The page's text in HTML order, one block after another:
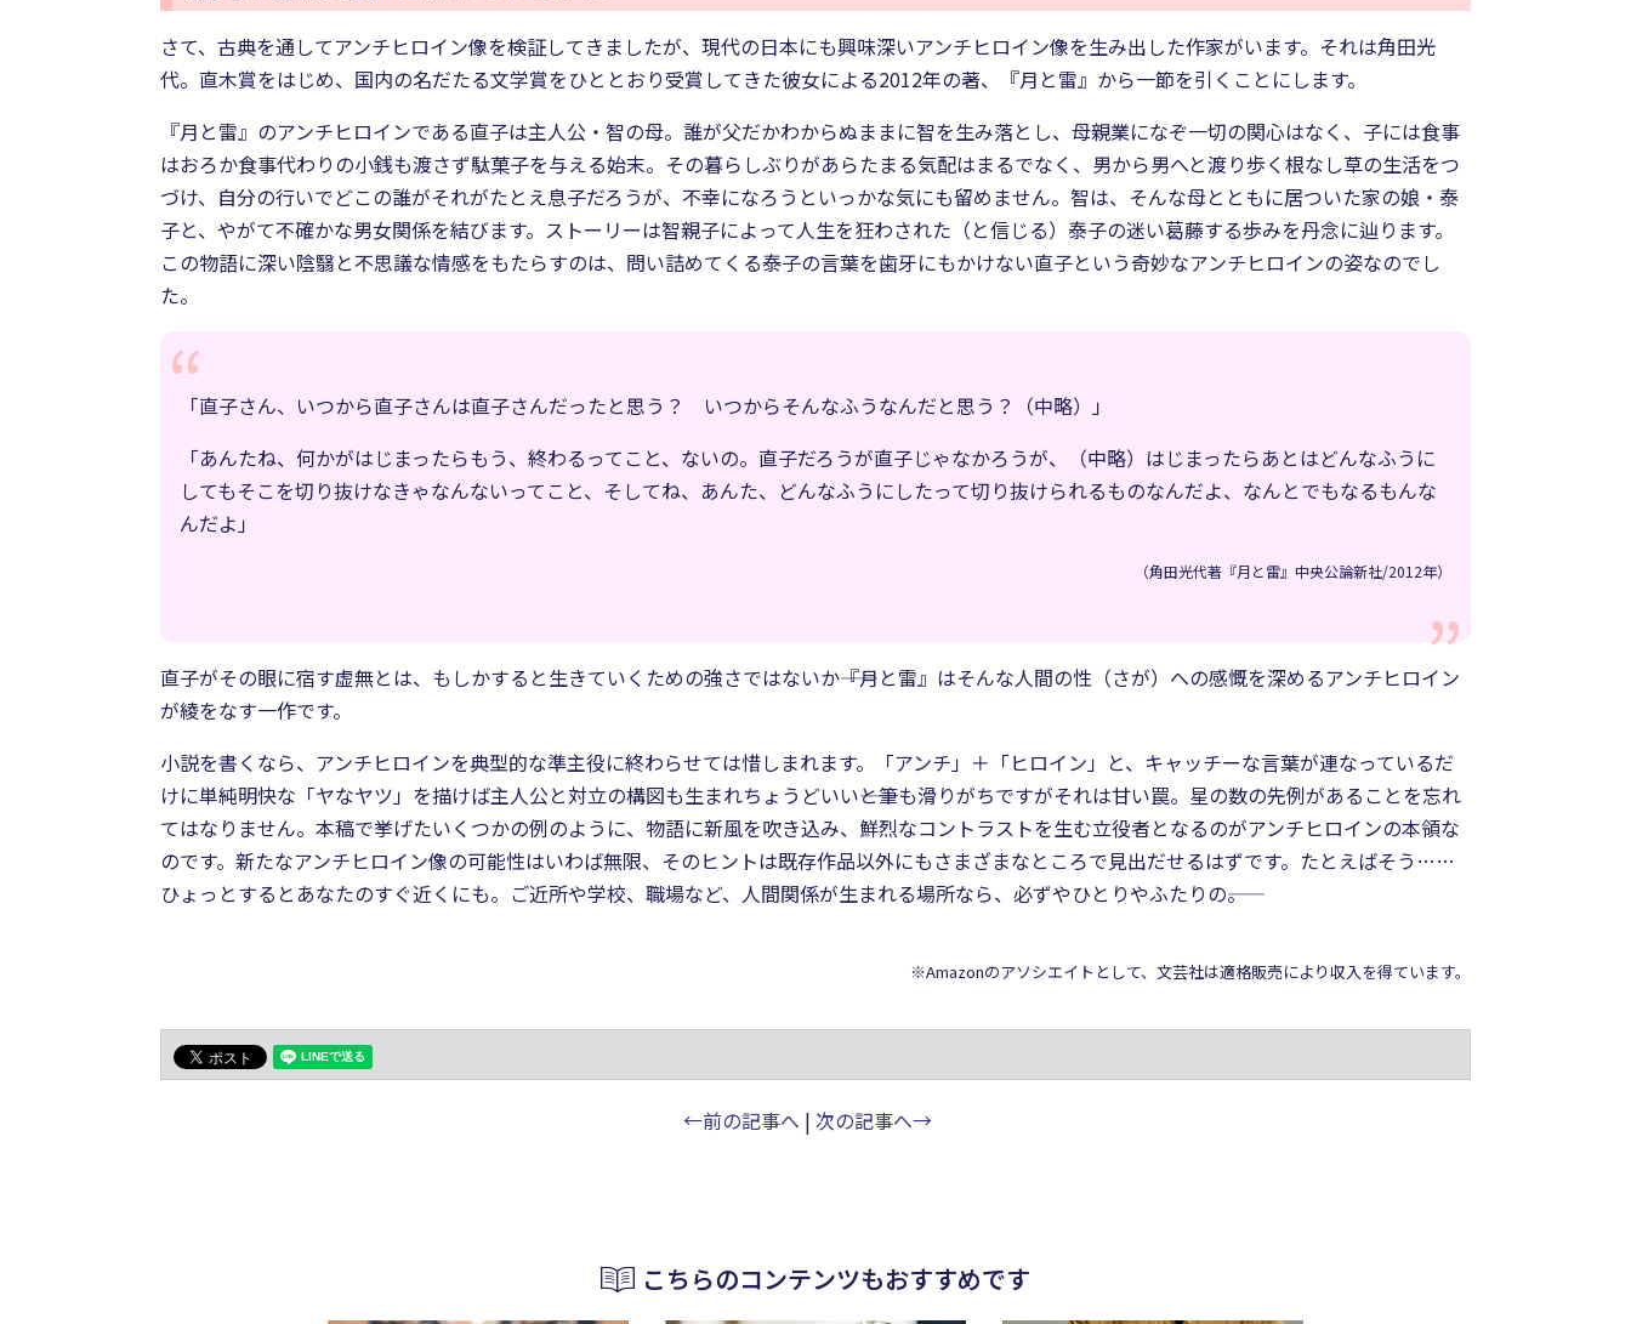
さて、古典を通してアンチヒロイン像を検証してきましたが、現代の日本にも興味深いアンチヒロイン像を生み出した作家がいます。それは角田光
代。直木賞をはじめ、国内の名だたる文学賞をひととおり受賞してきた彼女による2012年の著、『月と雷』から一節を引くことにします。
『月と雷』のアンチヒロインである直子は主人公・智の母。誰が父だかわからぬままに智を生み落とし、母親業になぞ一切の関心はなく、子には食事
はおろか食事代わりの小銭も渡さず駄菓子を与える始末。その暮らしぶりがあらたまる気配はまるでなく、男から男へと渡り歩く根なし草の生活をつ
づけ、自分の行いでどこの誰がそれがたとえ息子だろうが、不幸になろうといっかな気にも留めません。智は、そんな母とともに居ついた家の娘・泰
子と、やがて不確かな男女関係を結びます。ストーリーは智親子によって人生を狂わされた（と信じる）泰子の迷い葛藤する歩みを丹念に辿ります。
この物語に深い陰翳と不思議な情感をもたらすのは、問い詰めてくる泰子の言葉を歯牙にもかけない直子という奇妙なアンチヒロインの姿なのでし
た。
「直子さん、いつから直子さんは直子さんだったと思う？ いつからそんなふうなんだと思う？（中略）」
「あんたね、何かがはじまったらもう、終わるってこと、ないの。直子だろうが直子じゃなかろうが、（中略）はじまったらあとはどんなふうに
してもそこを切り抜けなきゃなんないってこと、そしてね、あんた、どんなふうにしたって切り抜けられるものなんだよ、なんとでもなるもんな
んだよ」
（角田光代著『月と雷』中央公論新社/2012年）
直子がその眼に宿す虚無とは、もしかすると生きていくための強さではないか――『月と雷』はそんな人間の性（さが）への感慨を深めるアンチヒロイン
が綾をなす一作です。
小説を書くなら、アンチヒロインを典型的な準主役に終わらせては惜しまれます。「アンチ」＋「ヒロイン」と、キャッチーな言葉が連なっているだ
けに単純明快な「ヤなヤツ」を描けば主人公と対立の構図も生まれちょうどいい――と筆も滑りがちですがそれは甘い罠。星の数の先例があることを忘れ
てはなりません。本稿で挙げたいくつかの例のように、物語に新風を吹き込み、鮮烈なコントラストを生む立役者となるのがアンチヒロインの本領な
のです。新たなアンチヒロイン像の可能性はいわば無限、そのヒントは既存作品以外にもさまざまなところで見出だせるはずです。たとえばそう……
ひょっとするとあなたのすぐ近くにも。ご近所や学校、職場など、人間関係が生まれる場所なら、必ずやひとりやふたりの――。
※Amazonのアソシエイトとして、文芸社は適格販売により収入を得ています。
←前の記事へ | 次の記事へ→
こちらのコンテンツもおすすめです